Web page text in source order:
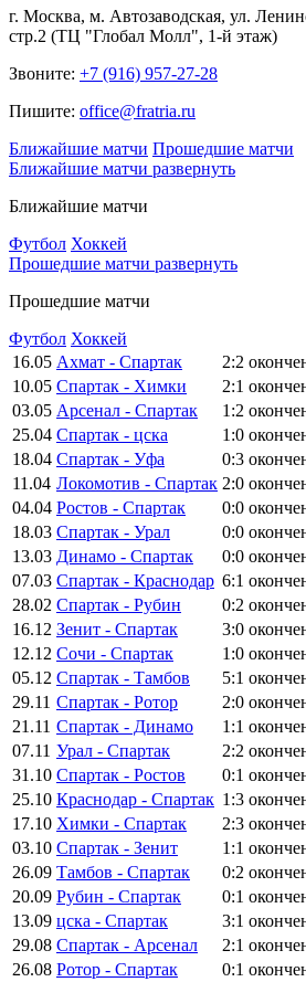
г. Москва, м. Автозаводская, ул.
стр.2 (ТЦ "Глобал Молл", 1-й этаж)
Звоните: +7 (916) 957-27-28
Пишите: office@fratria.ru
Ближайшие матчи Прошедшие матчи
Ближайшие матчи развернуть
Ближайшие матчи
Футбол Хоккей
Прошедшие матчи развернуть
Прошедшие матчи
Футбол Хоккей
16.05 Ахмат - Спартак 2:2
10.05 Спартак - Химки 2:1
03.05 Арсенал - Спартак 1:2
25.04 Спартак - цска 1:0
18.04 Спартак - Уфа 0:3
11.04 Локомотив - Спартак 2:0
04.04 Ростов - Спартак 0:0
18.03 Спартак - Урал 0:0
13.03 Динамо - Спартак 0:0
07.03 Спартак - Краснодар 6:1
28.02 Спартак - Рубин 0:2
16.12 Зенит - Спартак 3:0
12.12 Сочи - Спартак 1:0
05.12 Спартак - Тамбов 5:1
29.11 Спартак - Ротор 2:0
21.11 Спартак - Динамо 1:1
07.11 Урал - Спартак 2:2
31.10 Спартак - Ростов 0:1
25.10 Краснодар - Спартак 1:3
17.10 Химки - Спартак 2:3
03.10 Спартак - Зенит 1:1
26.09 Тамбов - Спартак 0:2
20.09 Рубин - Спартак 0:1
13.09 цска - Спартак 3:1
29.08 Спартак - Арсенал 2:1
26.08 Ротор - Спартак 0:1